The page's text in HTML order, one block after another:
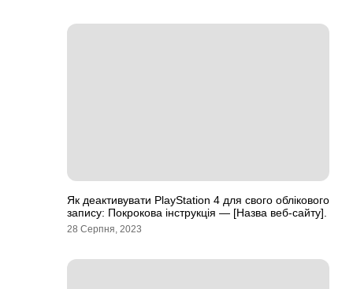
Як деактивувати PlayStation 4 для свого облікового
запису: Покрокова інструкція — [Назва веб-сайту].
28 Серпня, 2023